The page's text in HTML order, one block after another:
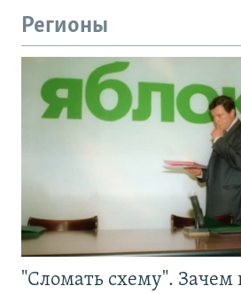
Регионы
"Сломать схему". Зачем